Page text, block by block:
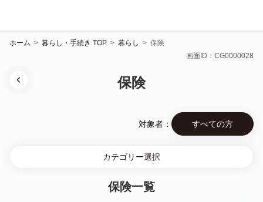
ホーム > 暮らし・手続き TOP > 暮らし > 保険
画面ID：CG0000028
保険
対象者： すべての方
カテゴリー選択
保険一覧